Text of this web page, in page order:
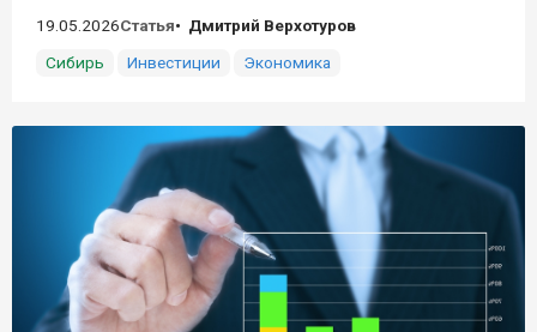
19.05.2026Статья
Дмитрий Верхотуров
Сибирь
Инвестиции Экономика